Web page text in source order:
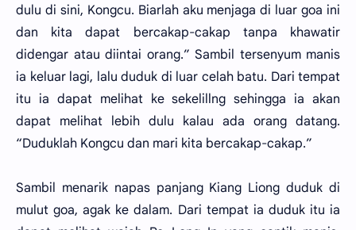
dulu di sini, Kongcu. Biarlah aku menjaga di luar goa ini
dan kita dapat bercakap-cakap tanpa khawatir
didengar atau diintai orang.” Sambil tersenyum manis
ia keluar lagi, lalu duduk di luar celah batu. Dari tempat
itu ia dapat melihat ke sekelillng sehingga ia akan
dapat melihat lebih dulu kalau ada orang datang.
“Duduklah Kongcu dan mari kita bercakap-cakap.”
Sambil menarik napas panjang Kiang Liong duduk di
mulut goa, agak ke dalam. Dari tempat ia duduk itu ia